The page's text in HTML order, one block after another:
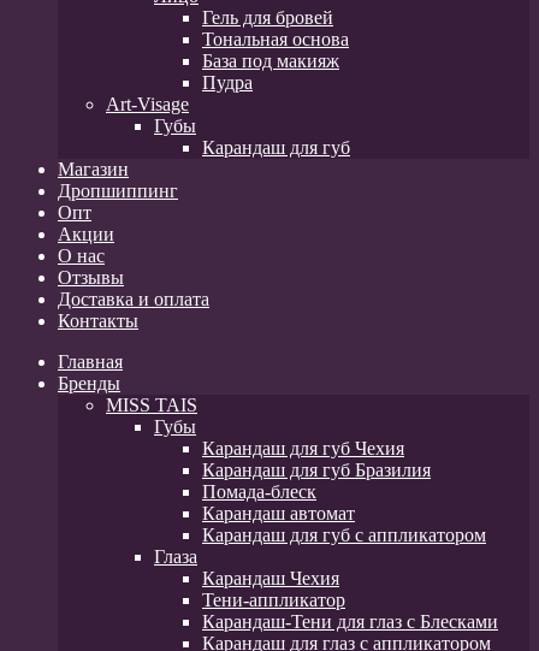
Гель для бровей
Тональная основа
База под макияж
Пудра
Art-Visage
Губы
Карандаш для губ
Магазин
Дропшиппинг
Опт
Акции
О нас
Отзывы
Доставка и оплата
Контакты
Главная
Бренды
MISS TAIS
Губы
Карандаш для губ Чехия
Карандаш для губ Бразилия
Помада-блеск
Карандаш автомат
Карандаш для губ с аппликатором
Глаза
Карандаш Чехия
Тени-аппликатор
Карандаш-Тени для глаз с Блесками
Карандаш для глаз с аппликатором